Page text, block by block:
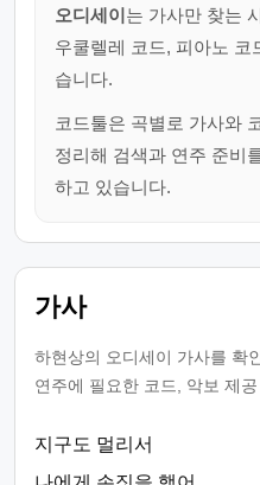
오디세이는 가사만 찾는
우쿨렐레 코드, 피아노
습니다.
코드툴은 곡별로 가사와
정리해 검색과 연주 준비
하고 있습니다.
가사
하현상의 오디세이 가사를 확
연주에 필요한 코드, 악보 제
지구도 멀리서